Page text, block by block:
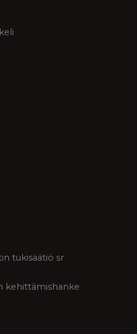
tukisäätiö sr
kehittämishanke